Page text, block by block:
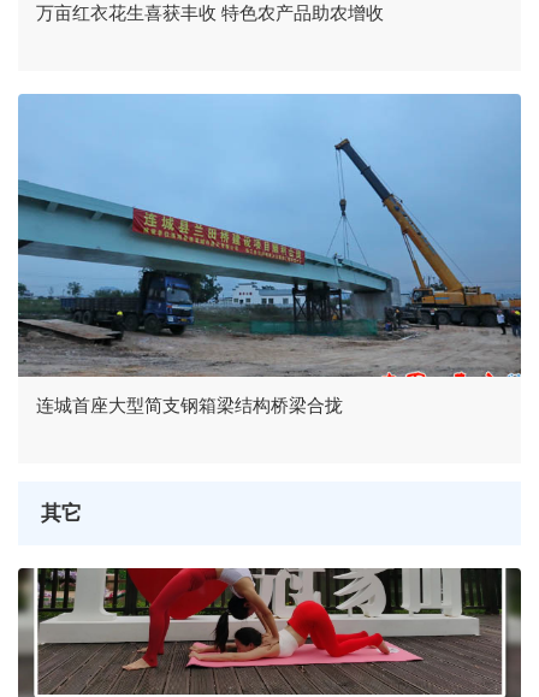
万亩红衣花生喜获丰收 特色农产品助农增收
连城首座大型简支钢箱梁结构桥梁合拢
其它